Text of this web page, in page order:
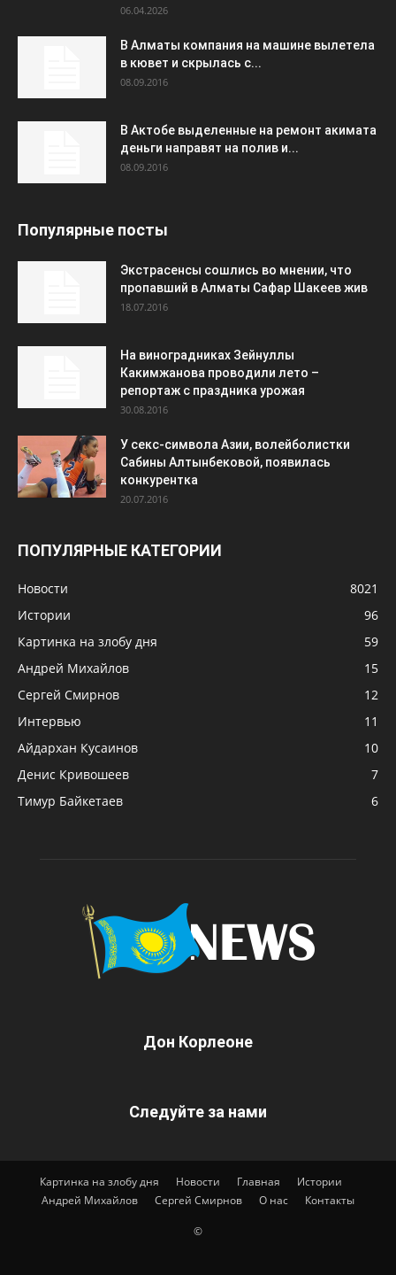
06.04.2026
В Алматы компания на машине вылетела
в кювет и скрылась с...
08.09.2016
В Актобе выделенные на ремонт акимата
деньги направят на полив и...
08.09.2016
Популярные посты
Экстрасенсы сошлись во мнении, что
пропавший в Алматы Сафар Шакеев жив
18.07.2016
На виноградниках Зейнуллы
Какимжанова проводили лето –
репортаж с праздника урожая
30.08.2016
У секс-символа Азии, волейболистки
Сабины Алтынбековой, появилась
конкурентка
20.07.2016
ПОПУЛЯРНЫЕ КАТЕГОРИИ
Новости
8021
Истории
96
Картинка на злобу дня
59
Андрей Михайлов
15
Сергей Смирнов
12
Интервью
11
Айдархан Кусаинов
10
Денис Кривошеев
7
Тимур Байкетаев
6
Дон Корлеоне
Следуйте за нами
Картинка на злобу дня Новости Главная
Истории
Андрей Михайлов
Сергей Смирнов О нас Контакты
©